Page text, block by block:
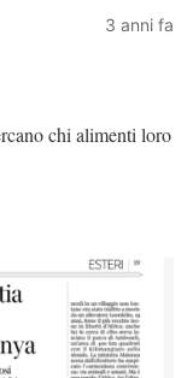
3 anni fa
chi alimenti loro